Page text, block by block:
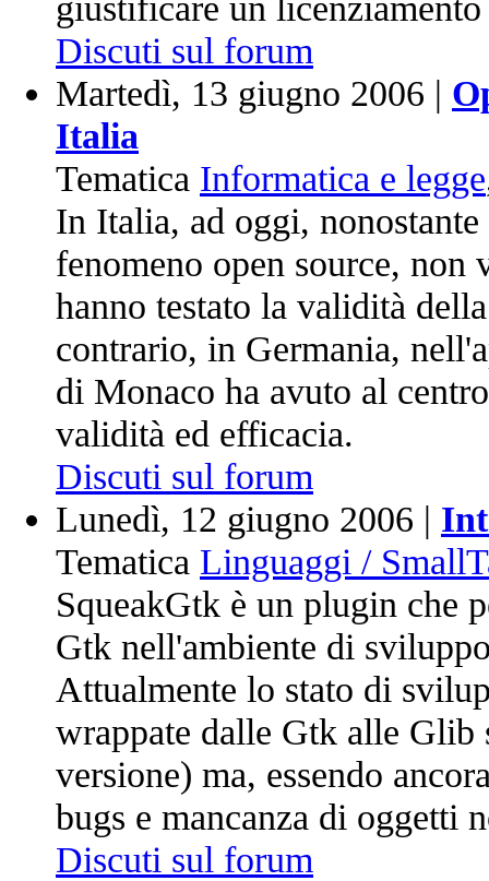
Discuti sul forum
Martedì, 13 giugno 2006 |
Italia
Tematica Informatica e legge
In Italia, ad oggi,
fenomeno open source, non
hanno testato la validità
contrario, in Germania,
di Monaco ha avuto al
validità ed efficacia.
Discuti sul forum
Lunedì, 12 giugno 2006 |
Tematica Linguaggi /
SqueakGtk è un plugin che
Gtk nell'ambiente di
Attualmente lo stato di
wrappate dalle Gtk alle
versione) ma, essendo
bugs e mancanza di oggetti
Discuti sul forum